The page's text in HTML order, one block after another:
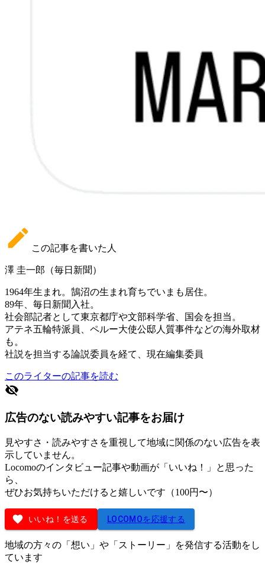
この記事を書いた人
澤 圭一郎（毎日新聞）
1964年生まれ。鵠沼の生まれ育ちでいまも居住。
89年、毎日新聞入社。
社会部記者として東京都庁や文部科学省、国会を担当。
アテネ五輪特派員、ペルー大使公邸人質事件などの海外取材
も。
社説を担当する論説委員を経て、現在編集委員
このライターの記事を読む
広告のない読みやすい記事をお届け
見やすさ・読みやすさを重視して地域に関係のない広告を表
示していません。
Locomoのインタビュー記事や動画が「いいね！」と思った
ら、
ぜひお気持ちいただけると嬉しいです（100円〜）
いいね！を送る LOCOMOを応援する
地域の方々の「想い」や「ストーリー」を発信する活動をし
ています